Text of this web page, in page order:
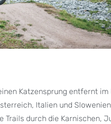
Katzensprung entfernt
Italien und
durch die Karnischen,